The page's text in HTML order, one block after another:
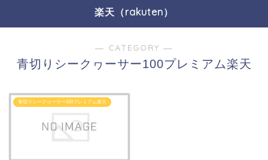
楽天（rakuten）
― CATEGORY ―
青切りシークヮーサー100プレミアム楽天
青切りシークヮーサー100プレミアム楽天